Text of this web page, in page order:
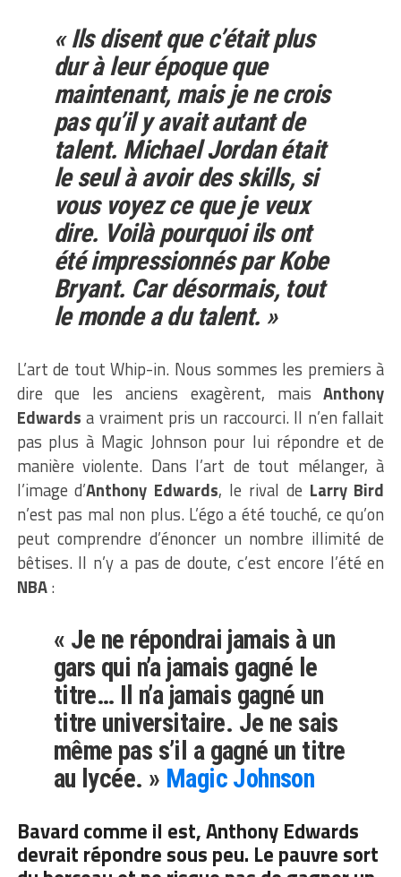
« Ils disent que c’était plus
dur à leur époque que
maintenant, mais je ne crois
pas qu’il y avait autant de
talent. Michael Jordan était
le seul à avoir des skills, si
vous voyez ce que je veux
dire. Voilà pourquoi ils ont
été impressionnés par Kobe
Bryant. Car désormais, tout
le monde a du talent. »
L’art de tout Whip-in. Nous sommes les premiers à
dire que les anciens exagèrent, maisAnthony
Edwards a vraiment pris un raccourci. Il n’en fallait
pas plus à Magic Johnson pour lui répondre et de
manière violente. Dans l’art de tout mélanger, à
l’image d’Anthony Edwards, le rival de Larry Bird
n’est pas mal non plus. L’égo a été touché, ce qu’on
peut comprendre d’énoncer un nombre illimité de
bêtises. Il n’y a pas de doute, c’est encore l’été en
NBA:
« Je ne répondrai jamais à un
gars qui n’a jamais gagné le
titre… Il n’a jamais gagné un
titre universitaire. Je ne sais
même pas s’il a gagné un titre
au lycée. » Magic Johnson
Bavard comme il est, Anthony Edwards
devrait répondre sous peu. Le pauvre sort